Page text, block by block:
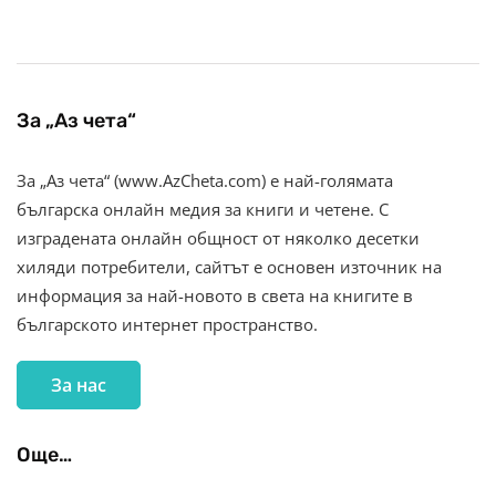
За „Аз чета“
За „Аз чета“ (www.AzCheta.com) е най-голямата
българска онлайн медия за книги и четене. С
изградената онлайн общност от няколко десетки
хиляди потребители, сайтът е основен източник на
информация за най-новото в света на книгите в
българското интернет пространство.
За нас
Още…